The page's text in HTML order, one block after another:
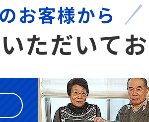
お客様から
いただいて